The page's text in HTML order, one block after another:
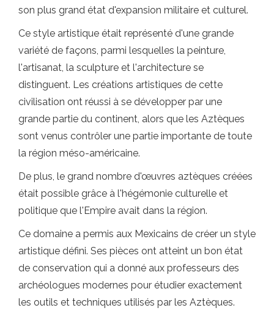
son plus grand état d'expansion militaire et culturel.
Ce style artistique était représenté d'une grande
variété de façons, parmi lesquelles la peinture,
l'artisanat, la sculpture et l'architecture se
distinguent. Les créations artistiques de cette
civilisation ont réussi à se développer par une
grande partie du continent, alors que les Aztèques
sont venus contrôler une partie importante de toute
la région méso-américaine.
De plus, le grand nombre d'œuvres aztèques créées
était possible grâce à l'hégémonie culturelle et
politique que l'Empire avait dans la région.
Ce domaine a permis aux Mexicains de créer un style
artistique défini. Ses pièces ont atteint un bon état
de conservation qui a donné aux professeurs des
archéologues modernes pour étudier exactement
les outils et techniques utilisés par les Aztèques.